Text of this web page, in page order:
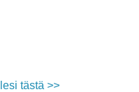
tästä >>